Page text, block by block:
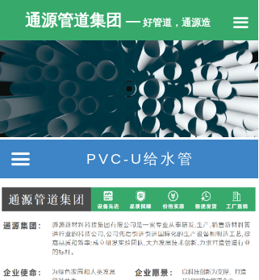
끀
通源管道集团 — 好管道，通源造
PVC-U给水管
끀